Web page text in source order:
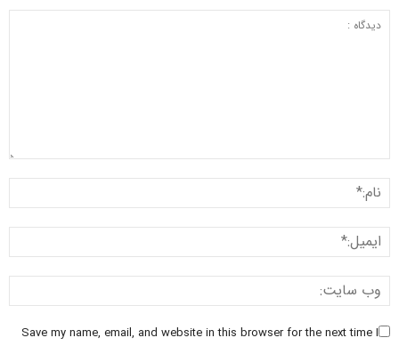
Save my name, email, and website in this browser for the next time I